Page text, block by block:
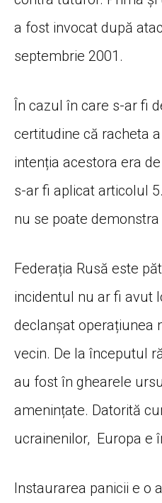
a fost invocat după
septembrie 2001.
În cazul în care s-ar fi
certitudine că racheta
intenția acestora era
s-ar fi aplicat articolul
nu se poate
Federația Rusă este
incidentul nu ar fi avut
declanșat operațiunea
vecin. De la începutul
au fost în ghearele
amenințate. Datorită
ucrainenilor, Europa e
Instaurarea panicii e o